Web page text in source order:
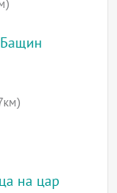
на цар